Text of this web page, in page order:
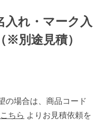
れ・マーク入
※別途見積）
の場合は、商品コード
こちら よりお見積依頼を